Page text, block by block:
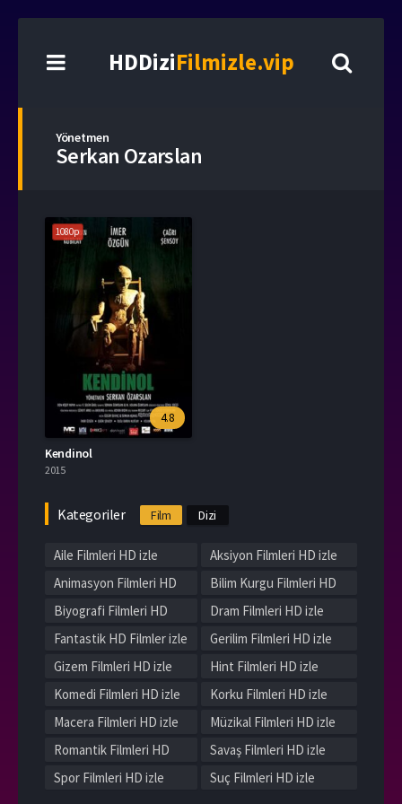
HDDiziFilmizle.vip
Yönetmen
Serkan Ozarslan
1080p
4.8
Kendinol
2015
Kategoriler Film Dizi
Aile Filmleri HD izle
Aksiyon Filmleri HD izle
Animasyon Filmleri HD
izle
Bilim Kurgu Filmleri HD
izle
Biyografi Filmleri HD
izle
Dram Filmleri HD izle
Fantastik HD Filmler izle
Gerilim Filmleri HD izle
Gizem Filmleri HD izle
Hint Filmleri HD izle
Komedi Filmleri HD izle
Korku Filmleri HD izle
Macera Filmleri HD izle
Müzikal Filmleri HD izle
Romantik Filmleri HD
izle
Savaş Filmleri HD izle
Spor Filmleri HD izle
Suç Filmleri HD izle